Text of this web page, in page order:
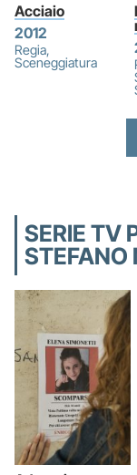
Acciaio
2012
Regia,
Sceneggiatura
SERIE TV
STEFANO